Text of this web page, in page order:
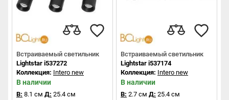
Встраиваемый светильник
Lightstar i537272
Коллекция: Intero new
В наличии
В: 8.1 см Д: 25.4 см
Встраиваемый светильник
Lightstar i537174
Коллекция: Intero new
В наличии
В: 2.7 см Д: 25.4 см